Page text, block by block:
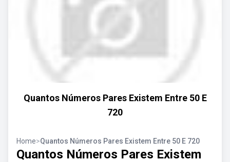
Quantos Números Pares Existem Entre 50 E
720
Home>Quantos Números Pares Existem Entre 50 E 720
Quantos Números Pares Existem